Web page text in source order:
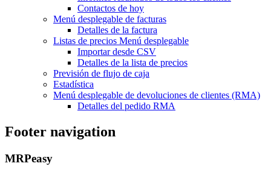
Contactos de hoy
Menú desplegable de facturas
Detalles de la factura
Listas de precios Menú desplegable
Importar desde CSV
Detalles de la lista de precios
Previsión de flujo de caja
Estadística
Menú desplegable de devoluciones de clientes (RMA)
Detalles del pedido RMA
Footer navigation
MRPeasy